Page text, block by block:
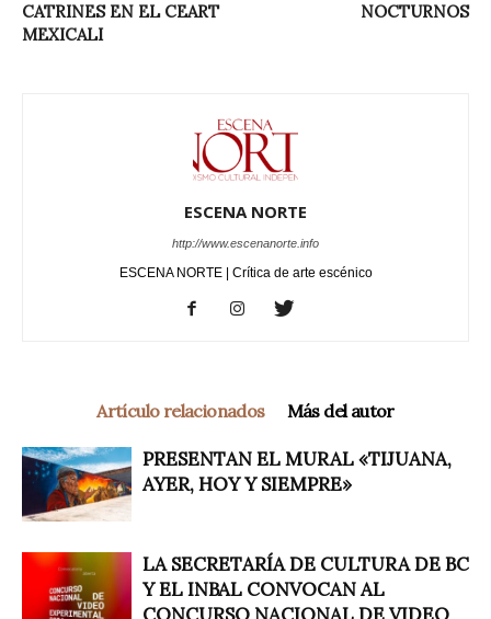
CATRINES EN EL CEART
MEXICALI
NOCTURNOS
ESCENA NORTE
http://www.escenanorte.info
ESCENA NORTE | Crítica de arte escénico
Artículo relacionados Más del autor
PRESENTAN EL MURAL «TIJUANA,
AYER, HOY Y SIEMPRE»
LA SECRETARÍA DE CULTURA DE BC
Y EL INBAL CONVOCAN AL
CONCURSO NACIONAL DE VIDEO